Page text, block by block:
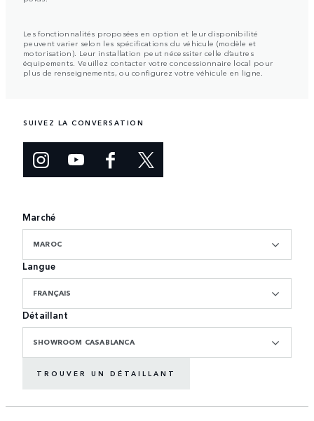
Les fonctionnalités proposées en option et leur disponibilité
peuvent varier selon les spécifications du véhicule (modèle et
motorisation). Leur installation peut nécessiter celle d’autres
équipements. Veuillez contacter votre concessionnaire local pour
plus de renseignements, ou configurez votre véhicule en ligne.
SUIVEZ LA CONVERSATION
Marché
MAROC
Langue
FRANÇAIS
Détaillant
SHOWROOM CASABLANCA
TROUVER UN DÉTAILLANT